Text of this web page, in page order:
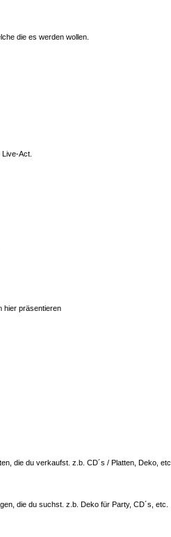
die es werden wollen.
Act.
hier präsentieren
die du verkaufst. z.b. CD´s / Platten, Deko, etc.
die du suchst. z.b. Deko für Party, CD´s, etc.